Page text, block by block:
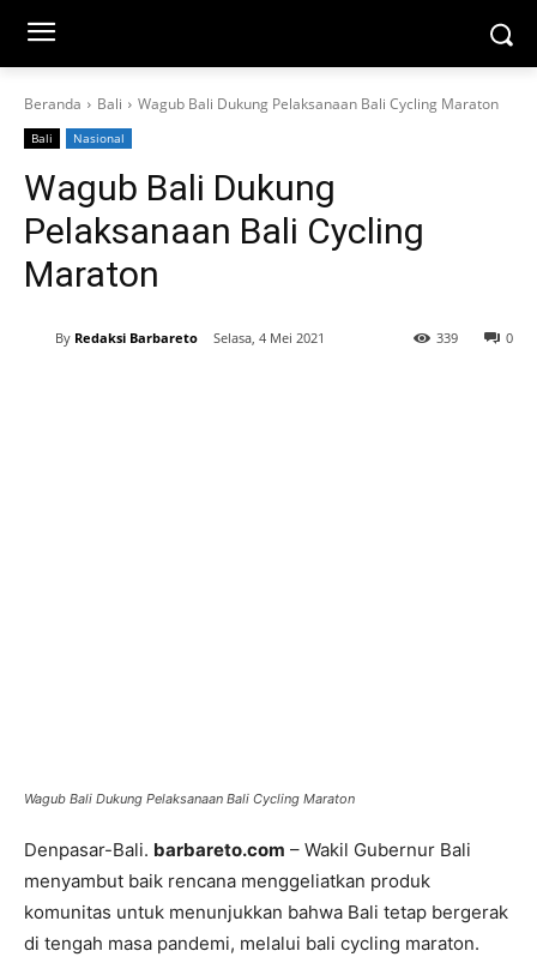
Beranda Bali Wagub Bali Dukung Pelaksanaan Bali Cycling Maraton
Bali Nasional
Wagub Bali Dukung
Pelaksanaan Bali Cycling
Maraton
By Redaksi Barbareto Selasa, 4 Mei 2021 0
339
Wagub Bali Dukung Pelaksanaan Bali Cycling Maraton
Denpasar-Bali. barbareto.com – Wakil Gubernur Bali
menyambut baik rencana menggeliatkan produk
komunitas untuk menunjukkan bahwa Bali tetap bergerak
di tengah masa pandemi, melalui bali cycling maraton.